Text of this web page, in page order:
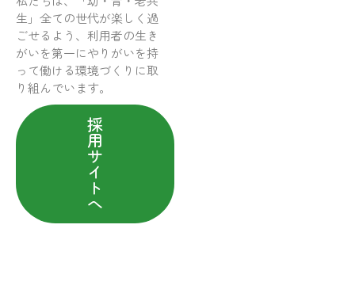
生」全ての世代が楽しく過
ごせるよう、利用者の生き
がいを第一にやりがいを持
って働ける環境づくりに取
り組んでいます。
採
用
サ
イ
ト
へ